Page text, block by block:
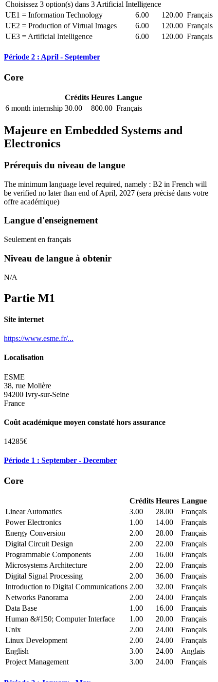
Choisissez 3 option(s) dans 3 Artificial Intelligence
UE1 = Information Technology
6.00 120.00 Français
UE2 = Production of Virtual Images
6.00 120.00 Français
UE3 = Artificial Intelligence
6.00 120.00 Français
Période 2 : April - September
Core
Crédits Heures Langue
6 month internship 30.00 800.00 Français
Majeure en Embedded Systems and
Electronics
Prérequis du niveau de langue
The minimum language level required, namely : B2 in French will
be verified no later than end of April, 2027 (sera précisé dans votre
offre académique)
Langue d'enseignement
Seulement en français
Niveau de langue à obtenir
N/A
Partie M1
Site internet
https://www.esme.fr/...
Localisation
ESME
38, rue Molière
94200 Ivry-sur-Seine
France
Coût académique moyen constaté hors assurance
14285€
Période 1 : September - December
Core
Crédits Heures Langue
Linear Automatics
3.00 28.00
Français
Power Electronics
1.00 14.00
Français
Energy Conversion
2.00 28.00
Français
Digital Circuit Design
2.00 22.00
Français
Programmable Components
2.00 16.00
Français
Microsystems Architecture
2.00 22.00
Français
Digital Signal Processing
2.00 36.00
Français
Introduction to Digital Communications 2.00 32.00
Français
Networks Panorama
2.00 24.00
Français
Data Base
1.00 16.00
Français
Human &#150; Computer Interface
1.00 20.00
Français
Unix
2.00 24.00
Français
Linux Development
2.00 24.00
Français
English
3.00 24.00
Anglais
Project Management
3.00 24.00 Français